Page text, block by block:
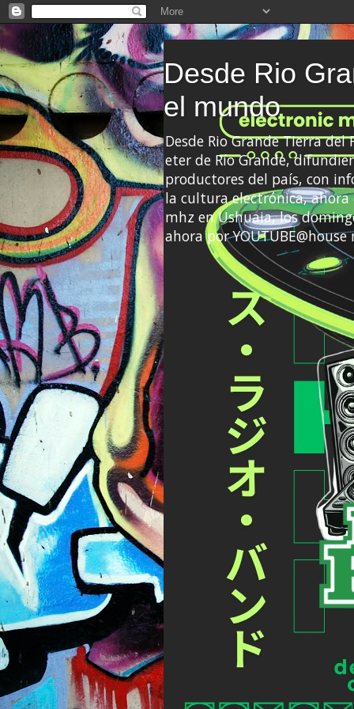
Desde Rio
el mundo
Desde Rio Grande Tierra
eter de Río Grande,
productores del país, con
la cultura electrónica, ahora
mhz en Ushuaia, los
ahora por